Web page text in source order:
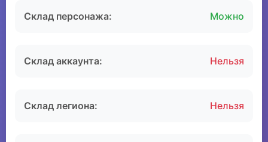
Склад персонажа: Можно
Склад аккаунта: Нельзя
Склад легиона: Нельзя